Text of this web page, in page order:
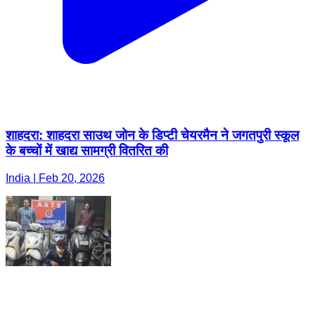
शाहदरा: शाहदरा साउथ जोन के डिप्टी चेयरमैन ने जगतपुरी स्कूल
के बच्चों में खाद्य सामग्री वितरित की
India | Feb 20, 2026